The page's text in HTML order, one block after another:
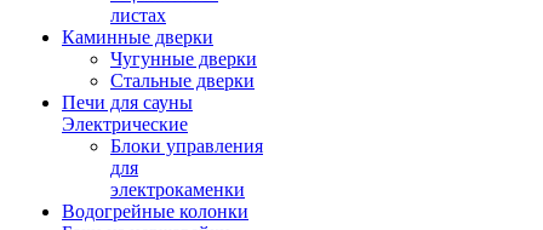
листах
Каминные дверки
Чугунные дверки
Стальные дверки
Печи для сауны
Электрические
Блоки управления
для
электрокаменки
Водогрейные колонки